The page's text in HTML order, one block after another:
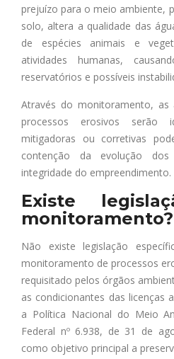
prejuízo para o meio ambiente,
solo, altera a qualidade das
de espécies animais e
atividades humanas,
reservatórios e possíveis
Através do monitoramento, as
processos erosivos serão
mitigadoras ou corretivas
contenção da evolução
integridade do empreendimento.
Existe
monitoramento?
Não existe legislação
monitoramento de processos
requisitado pelos órgãos
as condicionantes das licenças
a Política Nacional do Meio
Federal nº 6.938, de 31 de
como objetivo principal a